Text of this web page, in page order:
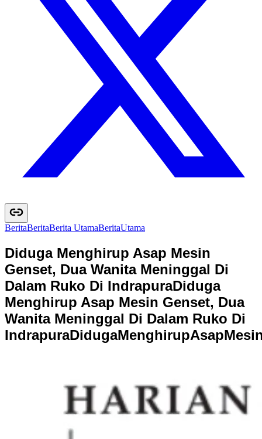
BeritaBeritaBerita UtamaBeritaUtama
Diduga Menghirup Asap Mesin
Genset, Dua Wanita Meninggal Di
Dalam Ruko Di IndrapuraDiduga
Menghirup Asap Mesin Genset, Dua
Wanita Meninggal Di Dalam Ruko Di
IndrapuraDidugaMenghirupAsapMesi